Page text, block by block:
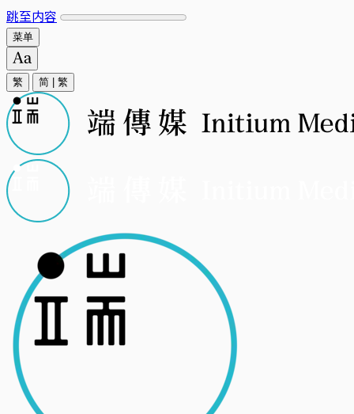
跳至内容
菜单
繁 简 繁